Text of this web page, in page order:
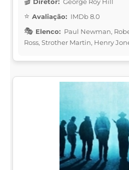
Avaliação: IMDb 8.0
Elenco: Paul Newman,
Ross, Strother Martin, Henry